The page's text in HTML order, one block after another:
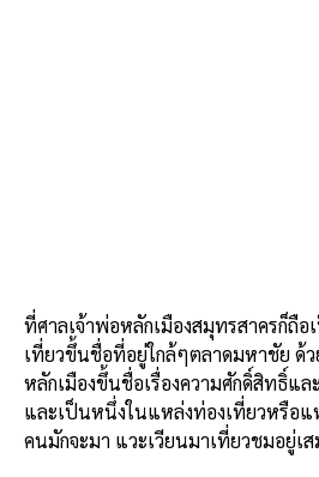
ที่ศาลเจ้าพ่อหลักเมืองสมุทรสาครก็ถื
เที่ยวขึ้นชื่อที่อยู่ใกล้ๆตลาดมหาชัย ด้
หลักเมืองขึ้นชื่อเรื่องความศักดิ์สิทธิ์แล
และเป็นหนึ่งในแหล่งท่องเที่ยวหรือ
คนมักจะมา แวะเวียนมาเที่ยวชมอยู่เ